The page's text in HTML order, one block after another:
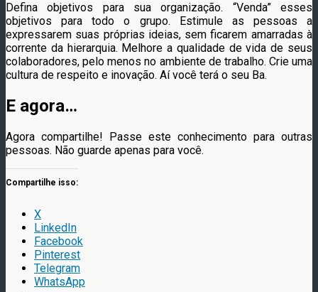
Defina objetivos para sua organização. “Venda” esses
objetivos para todo o grupo. Estimule as pessoas a
expressarem suas próprias ideias, sem ficarem amarradas à
corrente da hierarquia. Melhore a qualidade de vida de seus
colaboradores, pelo menos no ambiente de trabalho. Crie uma
cultura de respeito e inovação. Aí você terá o seu Ba.
E agora…
Agora compartilhe! Passe este conhecimento para outras
pessoas. Não guarde apenas para você.
Compartilhe isso:
X
LinkedIn
Facebook
Pinterest
Telegram
WhatsApp